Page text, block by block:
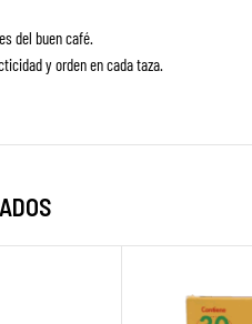
del buen café.
y orden en cada taza.